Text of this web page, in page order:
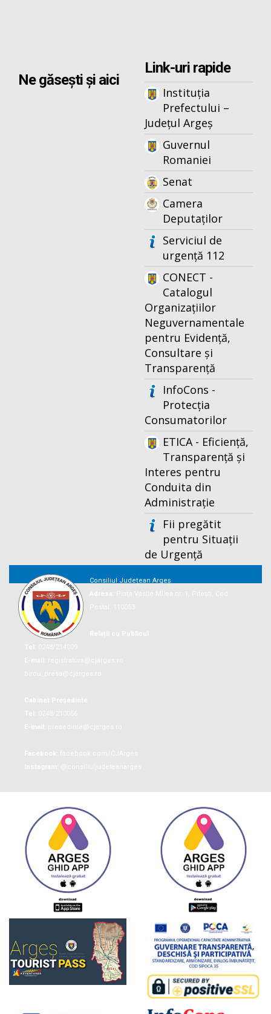
Ne găsești și aici
Link-uri rapide
Instituția
Prefectului –
Județul Argeș
Guvernul
Romaniei
Senat
Camera
Deputaților
Serviciul de
urgență 112
CONECT -
Catalogul
Organizațiilor
Neguvernamentale
pentru Evidență,
Consultare și
Transparență
InfoCons -
Protecția
Consumatorilor
ETICA - Eficiență,
Transparență și
Interes pentru
Conduita din
Administrație
Fii pregătit
pentru Situații
de Urgență
Consiliul Județean Argeș